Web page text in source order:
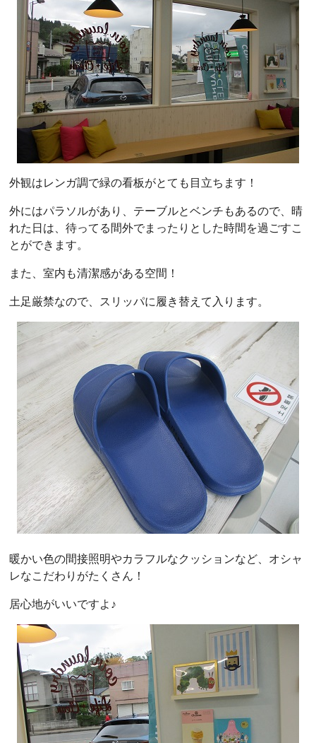
外観はレンガ調で緑の看板がとても目立ちます！
外にはパラソルがあり、テーブルとベンチもあるので、晴
れた日は、待ってる間外でまったりとした時間を過ごすこ
とができます。
また、室内も清潔感がある空間！
土足厳禁なので、スリッパに履き替えて入ります。
暖かい色の間接照明やカラフルなクッションなど、オシャ
レなこだわりがたくさん！
居心地がいいですよ♪